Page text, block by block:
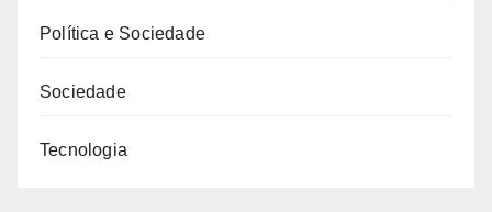
Política e Sociedade
Sociedade
Tecnologia